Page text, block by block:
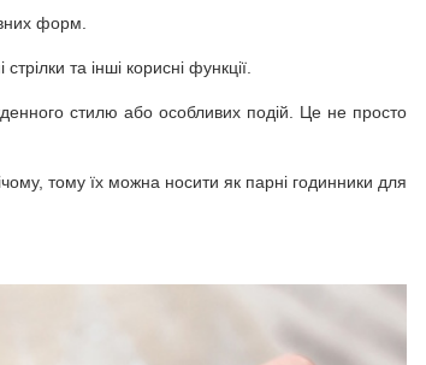
форм.
та інші корисні функції.
стилю або особливих подій. Це не просто
тому їх можна носити як парні годинники для